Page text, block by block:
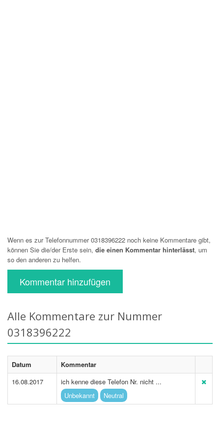
Wenn es zur Telefonnummer 0318396222 noch keine Kommentare gibt,
können Sie die/der Erste sein, die einen Kommentar hinterlässt, um
so den anderen zu helfen.
Kommentar hinzufügen
Alle Kommentare zur Nummer
0318396222
Datum
Kommentar
16.08.2017
ich kenne diese Telefon Nr. nicht ...
Unbekannt
Neutral